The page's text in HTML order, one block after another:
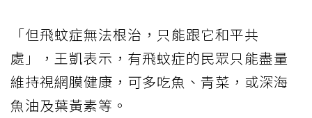
「但飛蚊症無法根治，只能跟它和平共
處」，王凱表示，有飛蚊症的民眾只能盡量
維持視網膜健康，可多吃魚、青菜，或深海
魚油及葉黃素等。